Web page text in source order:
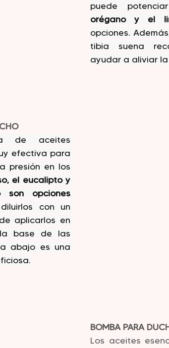
puede
orégano y el
opciones.
tibia suena
ayudar a aliviar
de aceites
efectiva para
presión en los
el eucalipto y
opciones
con un
aplicarlos en
base de las
abajo es una
BOMBA PARA
Los aceites